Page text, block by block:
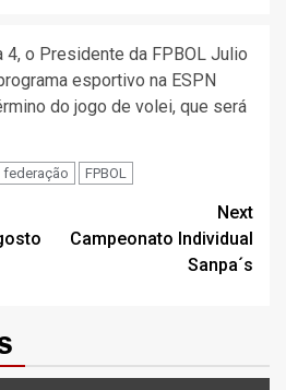
o Presidente da FPBOL Julio
esportivo na ESPN
do jogo de volei, que será
federação FPBOL
Next
Campeonato Individual
Sanpa´s